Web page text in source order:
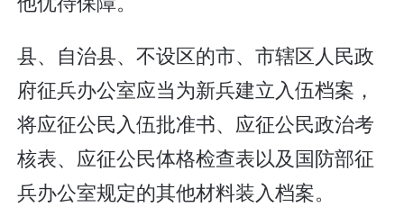
县、自治县、不设区的市、市辖区人民政
府征兵办公室应当为新兵建立入伍档案，
将应征公民入伍批准书、应征公民政治考
核表、应征公民体格检查表以及国防部征
兵办公室规定的其他材料装入档案。